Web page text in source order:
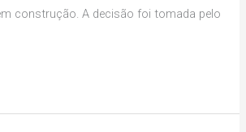
construção. A decisão foi tomada pelo